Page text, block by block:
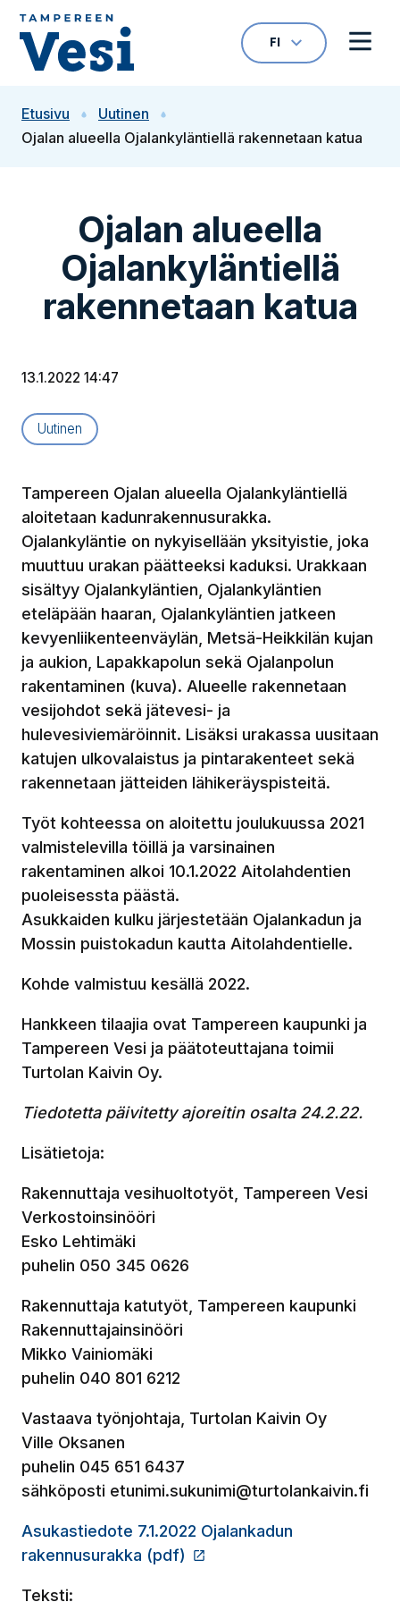
Siirry sisältöön
VALITTU KIELI:
FI
Avaa
Etusivu
Uutinen
Ojalan alueella Ojalankyläntiellä rakennetaan katua
Ojalan alueella
Ojalankyläntiellä
rakennetaan katua
13.1.2022 14:47
Artikkelityyppi:
Uutinen
Tampereen Ojalan alueella Ojalankyläntiellä
aloitetaan kadunrakennusurakka.
Ojalankyläntie on nykyisellään yksityistie, joka
muuttuu urakan päätteeksi kaduksi. Urakkaan
sisältyy Ojalankyläntien, Ojalankyläntien
eteläpään haaran, Ojalankyläntien jatkeen
kevyenliikenteenväylän, Metsä-Heikkilän kujan
ja aukion, Lapakkapolun sekä Ojalanpolun
rakentaminen (kuva). Alueelle rakennetaan
vesijohdot sekä jätevesi- ja
hulevesiviemäröinnit. Lisäksi urakassa uusitaan
katujen ulkovalaistus ja pintarakenteet sekä
rakennetaan jätteiden lähikeräyspisteitä.
Työt kohteessa on aloitettu joulukuussa 2021
valmistelevilla töillä ja varsinainen
rakentaminen alkoi 10.1.2022 Aitolahdentien
puoleisessta päästä.
Asukkaiden kulku järjestetään Ojalankadun ja
Mossin puistokadun kautta Aitolahdentielle.
Kohde valmistuu kesällä 2022.
Hankkeen tilaajia ovat Tampereen kaupunki ja
Tampereen Vesi ja päätoteuttajana toimii
Turtolan Kaivin Oy.
Tiedotetta päivitetty ajoreitin osalta 24.2.22.
Lisätietoja:
Rakennuttaja vesihuoltotyöt, Tampereen Vesi
Verkostoinsinööri
Esko Lehtimäki
puhelin 050 345 0626
Rakennuttaja katutyöt, Tampereen kaupunki
Rakennuttajainsinööri
Mikko Vainiomäki
puhelin 040 801 6212
Vastaava työnjohtaja, Turtolan Kaivin Oy
Ville Oksanen
puhelin 045 651 6437
sähköposti etunimi.sukunimi@turtolankaivin.fi
Asukastiedote 7.1.2022 Ojalankadun
rakennusurakka (pdf)
Teksti: